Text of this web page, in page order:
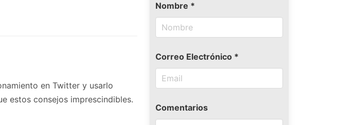
en Twitter y usarlo
estos consejos imprescindibles.
Nombre *
Correo Electrónico *
Comentarios